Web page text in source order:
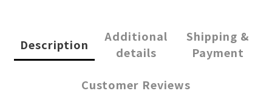
Description
Additional
details
Shipping &
Payment
Customer Reviews